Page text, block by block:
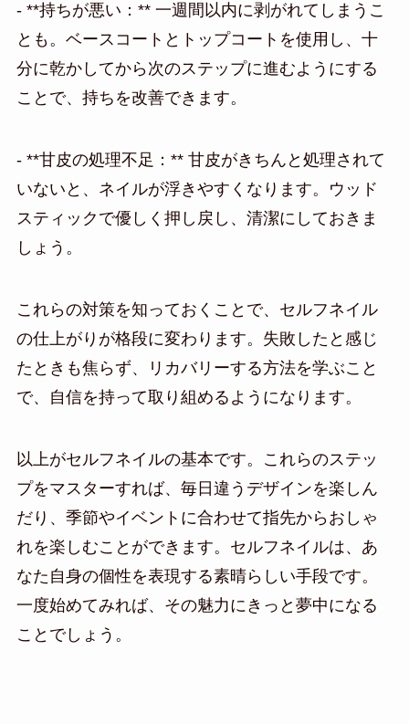
- **持ちが悪い：** 一週間以内に剥がれてしまうこ
とも。ベースコートとトップコートを使用し、十
分に乾かしてから次のステップに進むようにする
ことで、持ちを改善できます。
- **甘皮の処理不足：** 甘皮がきちんと処理されて
いないと、ネイルが浮きやすくなります。ウッド
スティックで優しく押し戻し、清潔にしておきま
しょう。
これらの対策を知っておくことで、セルフネイル
の仕上がりが格段に変わります。失敗したと感じ
たときも焦らず、リカバリーする方法を学ぶこと
で、自信を持って取り組めるようになります。
以上がセルフネイルの基本です。これらのステッ
プをマスターすれば、毎日違うデザインを楽しん
だり、季節やイベントに合わせて指先からおしゃ
れを楽しむことができます。セルフネイルは、あ
なた自身の個性を表現する素晴らしい手段です。
一度始めてみれば、その魅力にきっと夢中になる
ことでしょう。